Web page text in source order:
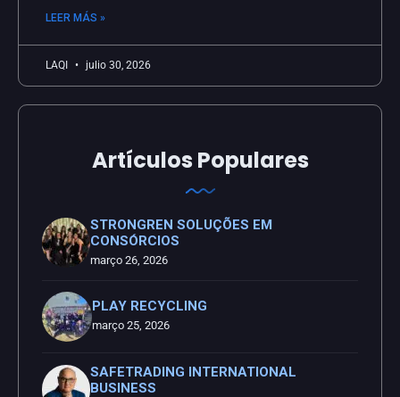
LEER MÁS »
LAQI julio 30, 2026
Artículos Populares
STRONGREN SOLUÇÕES EM
CONSÓRCIOS
março 26, 2026
PLAY RECYCLING
março 25, 2026
SAFETRADING INTERNATIONAL
BUSINESS